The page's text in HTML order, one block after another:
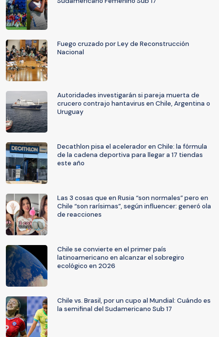
Fuego cruzado por Ley de Reconstrucción
Nacional
Autoridades investigarán si pareja muerta de
crucero contrajo hantavirus en Chile, Argentina o
Uruguay
Decathlon pisa el acelerador en Chile: la fórmula
de la cadena deportiva para llegar a 17 tiendas
este año
Las 3 cosas que en Rusia “son normales” pero en
Chile “son rarísimas”, según influencer: generó ola
de reacciones
Chile se convierte en el primer país
latinoamericano en alcanzar el sobregiro
ecológico en 2026
Chile vs. Brasil, por un cupo al Mundial: Cuándo es
la semifinal del Sudamericano Sub 17